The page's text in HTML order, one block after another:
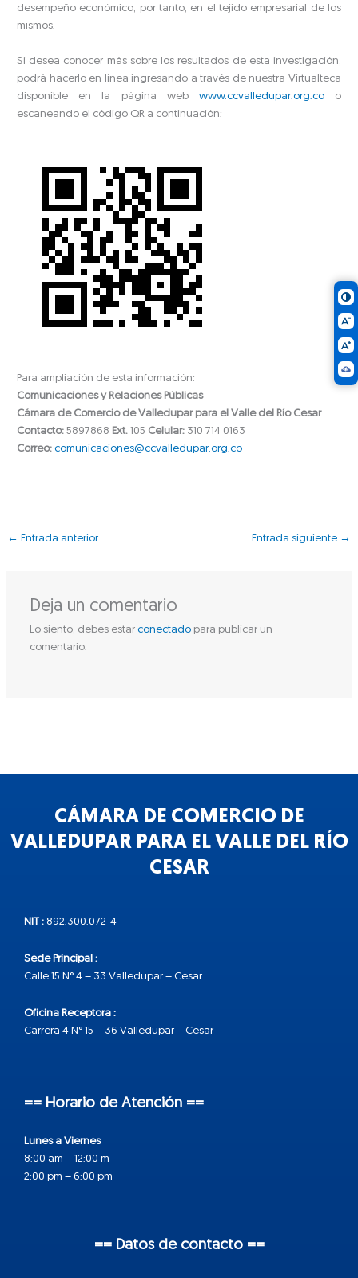
desempeño económico, por tanto, en el tejido empresarial de los
mismos.
Si desea conocer más sobre los resultados de esta investigación,
podrá hacerlo en línea ingresando a través de nuestra Virtualteca
disponible en la página web www.ccvalledupar.org.coo
escaneando el código QR a continuación:
Para ampliación de esta información:
Comunicaciones y Relaciones Públicas
Cámara de Comercio de Valledupar para el Valle del Río Cesar
Contacto: 5897868 Ext. 105 Celular: 310 714 0163
Correo: comunicaciones@ccvalledupar.org.co
← Entrada anterior Entrada siguiente →
Deja un comentario
Lo siento, debes estar conectadopara publicar un
comentario.
CÁMARA DE COMERCIO DE
VALLEDUPAR PARA EL VALLE DEL RÍO
CESAR
NIT : 892.300.072-4
Sede Principal :
Calle 15 N° 4 – 33 Valledupar – Cesar
Oficina Receptora :
Carrera 4 N° 15 – 36 Valledupar – Cesar
== Horario de Atención ==
Lunes a Viernes
8:00 am – 12:00 m
2:00 pm – 6:00 pm
== Datos de contacto ==